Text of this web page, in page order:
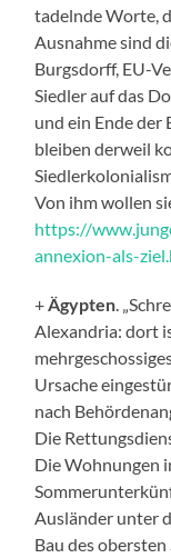
tadelnde Worte,
Ausnahme sind
Burgsdorff, EU-
Siedler auf das
und ein Ende der
bleiben derweil
Von ihm wollen
https://
annexion-als-
+ Ägypten .
Alexandria: dort
Ursache
nach
Die
Die Wohnungen
Ausländer unter
Bau des